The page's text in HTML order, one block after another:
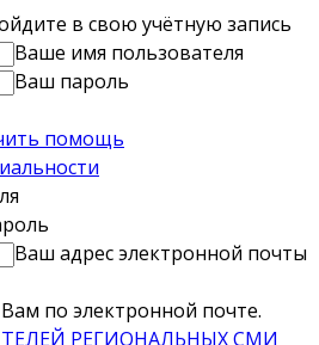
в свою учётную запись
Ваше имя пользователя
Ваш пароль
помощь
Ваш адрес электронной почты
по электронной почте.